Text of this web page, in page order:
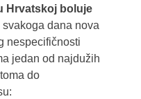
Hrvatskoj boluje
svakoga dana nova
nespecifičnosti
jedan od najdužih
do